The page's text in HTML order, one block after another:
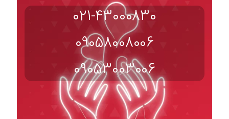
021-43000830
09058008006
09053003006